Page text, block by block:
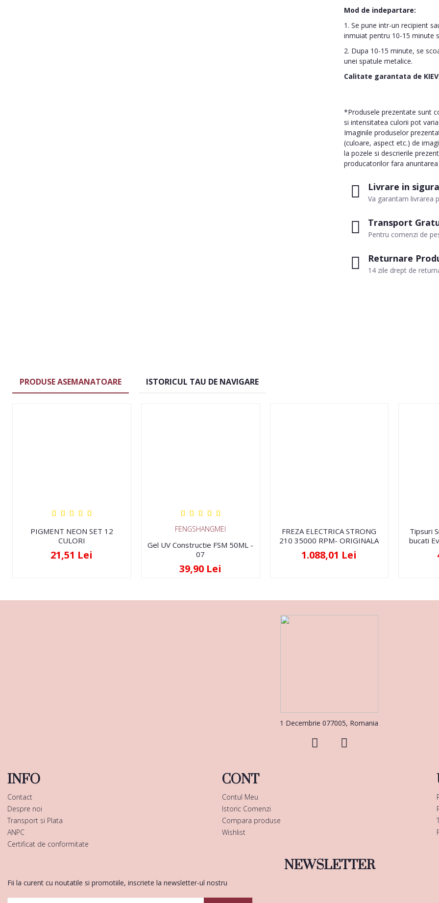
Livrare in
Va garantam livrarea
Transport
Pentru comenzi de
Returnare
14 zile drept de
Mod de indepartare:
1. Se pune intr-un recipient
inmuiat pentru 10-15 minute
2. Dupa 10-15 minute, se
unei spatule metalice.
Calitate garantata de
*Produsele prezentate sunt
si intensitatea culorii pot
Imaginile produselor
(culoare, aspect etc.) de
la pozele si descrierile
producatorilor fara
PRODUSE ASEMANATOARE ISTORICUL TAU DE NAVIGARE
PIGMENT NEON SET 12
CULORI
21,51 Lei
FENGSHANGMEI
Gel UV Constructie FSM 50ML -
07
39,90 Lei
FREZA ELECTRICA STRONG
210 35000 RPM- ORIGINALA
1.088,01 Lei
Tipsuri
bucati
1 Decembrie 077005, Romania
INFO
Contact
Despre noi
Transport si Plata
ANPC
Certificat de conformitate
CONT
Contul Meu
Istoric Comenzi
Compara produse
Wishlist
NEWSLETTER
Fii la curent cu noutatile si promotiile, inscriete la newsletter-ul nostru